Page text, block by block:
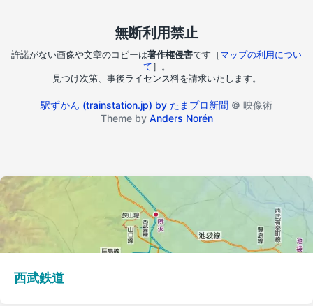
無断利用禁止
許諾がない画像や文章のコピーは著作権侵害です［ マップの利用につい
て ］。
見つけ次第、事後ライセンス料を請求いたします。
駅ずかん (trainstation.jp) by たまプロ新聞 © 映像術
Theme by Anders Norén
西武鉄道